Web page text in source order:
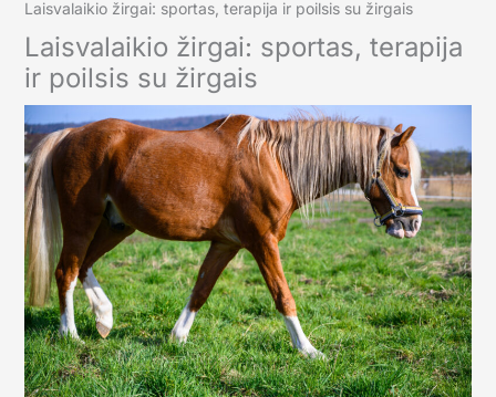
Laisvalaikio žirgai: sportas, terapija ir poilsis su žirgais
Laisvalaikio žirgai: sportas, terapija
ir poilsis su žirgais